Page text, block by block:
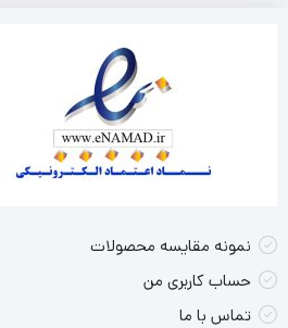
نمونه مقایسه محصولات
حساب کاربری من
تماس با ما